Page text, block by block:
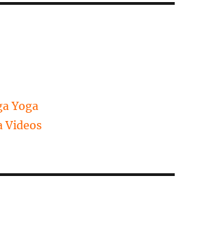
Yoga
Videos